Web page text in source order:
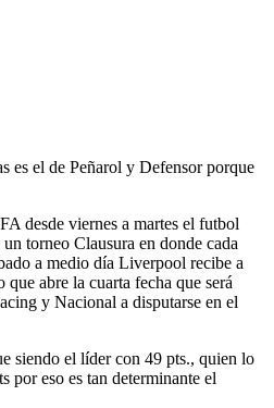
es el de Peñarol y Defensor porque
desde viernes a martes el futbol
torneo Clausura en donde cada
a medio día Liverpool recibe a
abre la cuarta fecha que será
y Nacional a disputarse en el
siendo el líder con 49 pts., quien lo
por eso es tan determinante el